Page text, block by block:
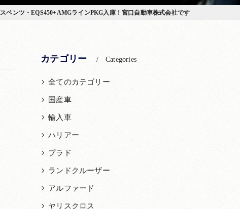
ベンツ・EQS450+AMGラインPKG入庫！宮口自動車株式会社です
カテゴリー Categories
全てのカテゴリー
国産車
輸入車
ハリアー
プラド
ランドクルーザー
アルファード
ヤリスクロス